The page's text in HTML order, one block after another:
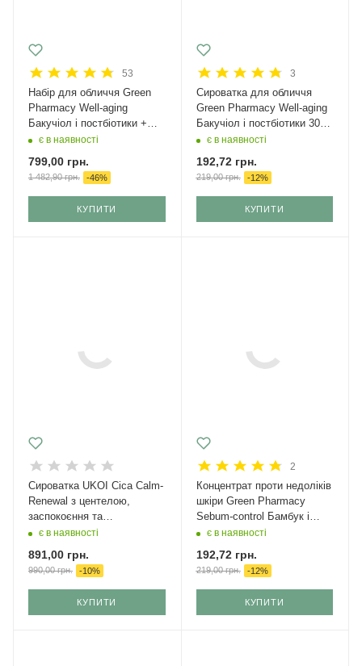
53
Набір для обличчя Green
Рharmacy Well-aging
Бакучіол і постбіотики +
крем з SPF 50
є в наявності
799,00 грн.
1 482,90грн. -46%
КУПИТИ
3
Сироватка для обличчя
Green Рharmacy Well-aging
Бакучіол і постбіотики 30
млє в наявності
192,72грн.
219,00грн. -12%
КУПИТИ
Cироватка UKOI Cica Calm-
Renewal з центелою,
заспокоєння та
відновлення 30 мл
є в наявності
891,00 грн.
990,00грн. -10%
КУПИТИ
2
Концентрат проти недоліків
шкіри Green Рharmacy
Sebum-control Бамбук і
ніацинамід 30 мл
є в наявності
192,72грн.
219,00грн. -12%
КУПИТИ